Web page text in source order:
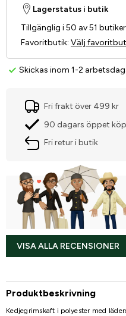
Skickas inom 1-2
Lagerstatus i butik
Tillgänglig i 50 av 51 butiker
Favoritbutik: Välj
Fri frakt över 499 kr
90 dagars öppet
Fri retur i butik
VISA ALLA RECENSIONER
Produktbeskrivning
Kedjegrimskaft i polyester med